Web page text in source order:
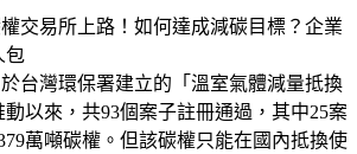
交易所上路！如何達成減碳目標？企業
包
台灣環保署建立的「溫室氣體減量抵換
動以來，共93個案子註冊通過，其中25案
萬噸碳權。但該碳權只能在國內抵換使